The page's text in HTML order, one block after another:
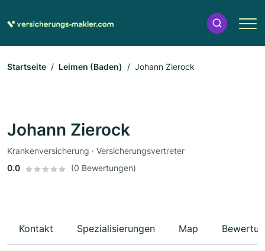
Startseite Leimen (Baden) Johann Zierock
Johann Zierock
Krankenversicherung · Versicherungsvertreter
0.0
(0 Bewertungen)
Kontakt Spezialisierungen Map